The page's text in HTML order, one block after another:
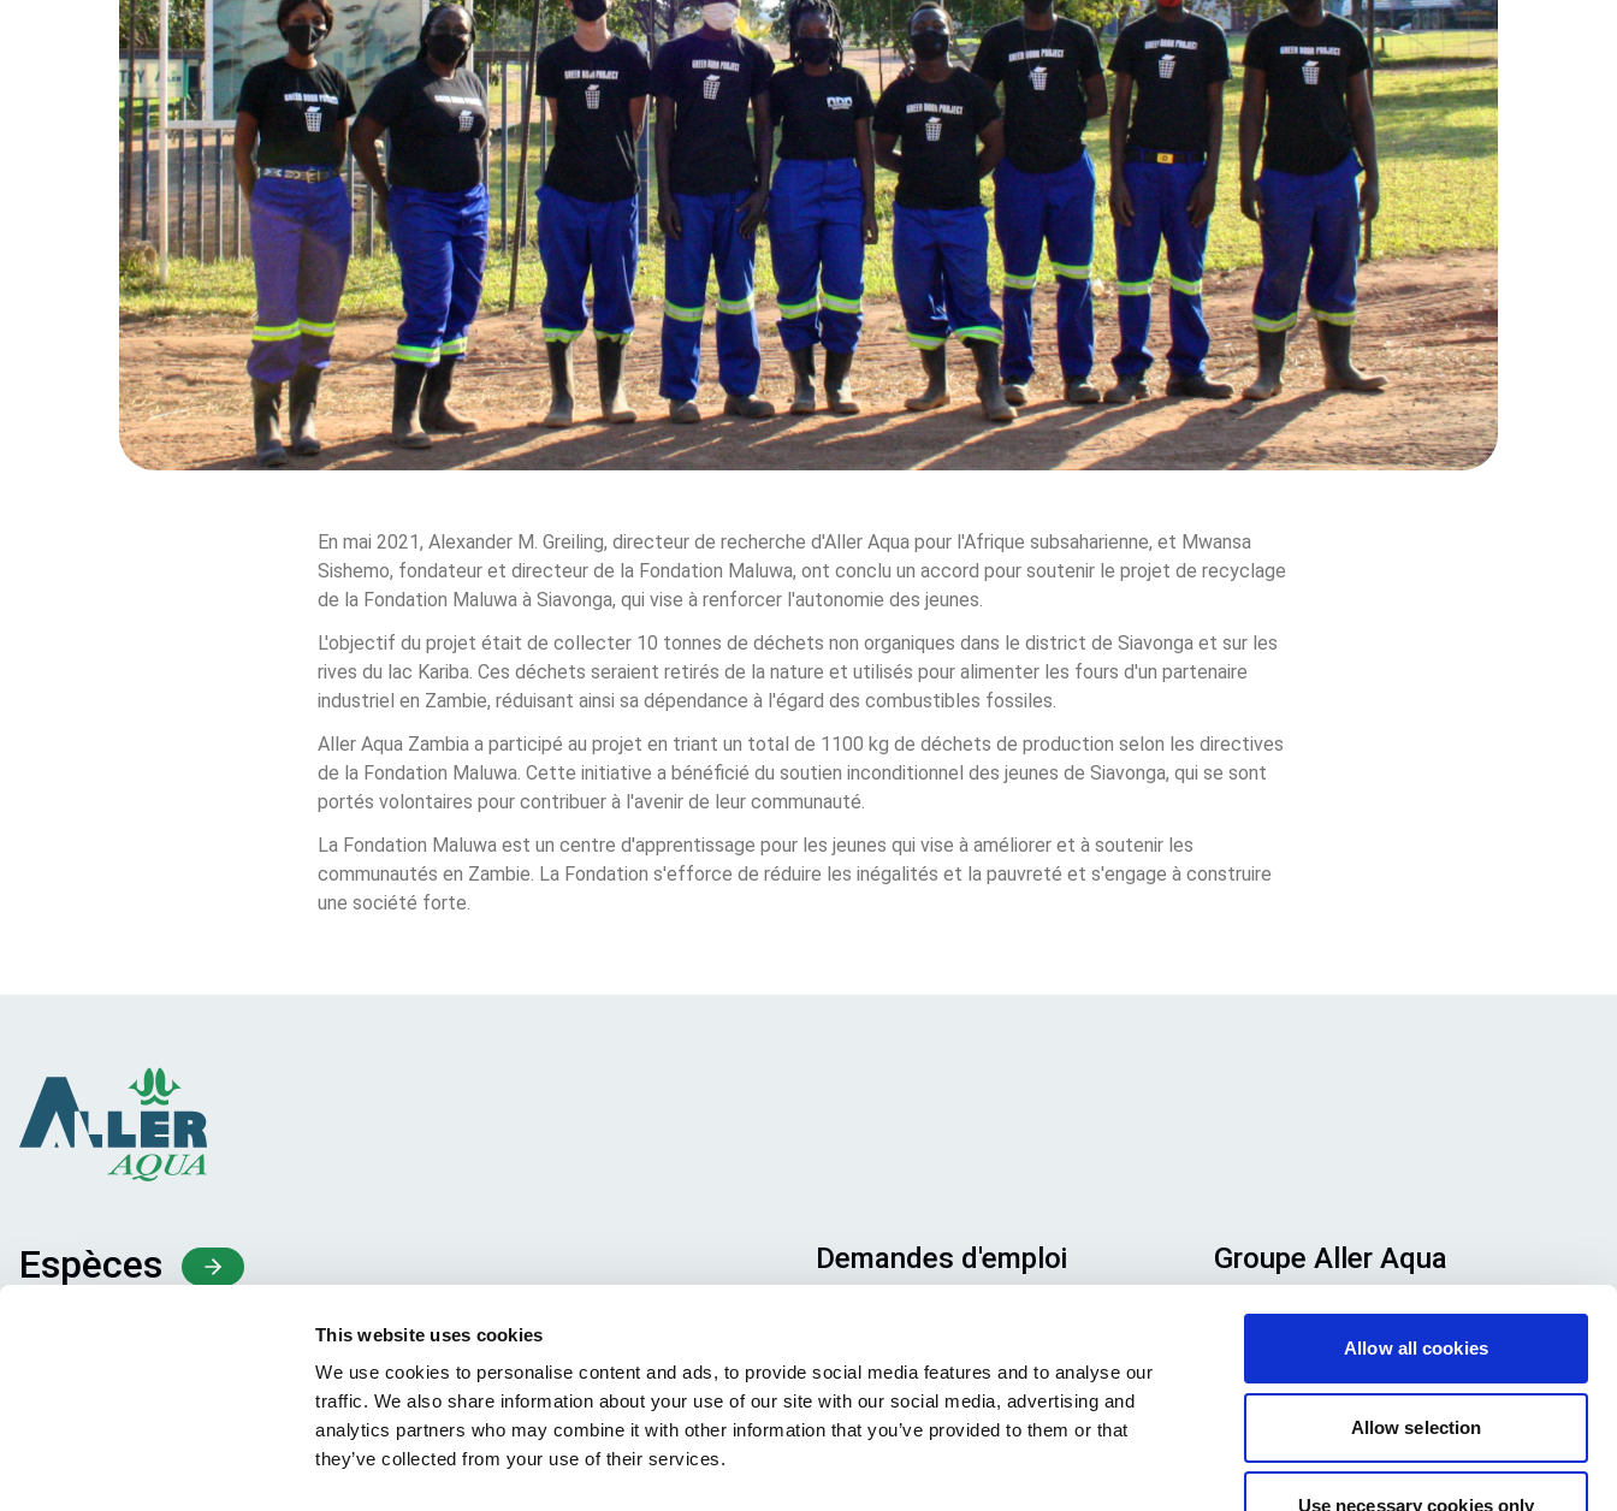
This website uses cookies
We use cookies to personalise content and ads, to provide social media features and to analyse our
traffic. We also share information about your use of our site with our social media, advertising and
analytics partners who may combine it with other information that you’ve provided to them or that
they’ve collected from your use of their services.
Allow all cookies
Allow selection
Use necessary cookies only
En mai 2021, Alexander M. Greiling, directeur de recherche d'Aller Aqua pour l'Afrique subsaharienne, et Mwansa
Sishemo, fondateur et directeur de la Fondation Maluwa, ont conclu un accord pour soutenir le projet de recyclage
de la Fondation Maluwa à Siavonga, qui vise à renforcer l'autonomie des jeunes.
L'objectif du projet était de collecter 10 tonnes de déchets non organiques dans le district de Siavonga et sur les
rives du lac Kariba. Ces déchets seraient retirés de la nature et utilisés pour alimenter les fours d'un partenaire
industriel en Zambie, réduisant ainsi sa dépendance à l'égard des combustibles fossiles.
Aller Aqua Zambia a participé au projet en triant un total de 1100 kg de déchets de production selon les directives
de la Fondation Maluwa. Cette initiative a bénéficié du soutien inconditionnel des jeunes de Siavonga, qui se sont
portés volontaires pour contribuer à l'avenir de leur communauté.
La Fondation Maluwa est un centre d'apprentissage pour les jeunes qui vise à améliorer et à soutenir les
communautés en Zambie. La Fondation s'efforce de réduire les inégalités et la pauvreté et s'engage à construire
une société forte.
Espèces
Partage des connaissances
Demandes d'emploi
à indiquer clairement le poste qui
vous intéresse. Nous nous
réjouissons de la lire !
Groupe Aller Aqua
Allervej 130, 6070 Christiansfeld,